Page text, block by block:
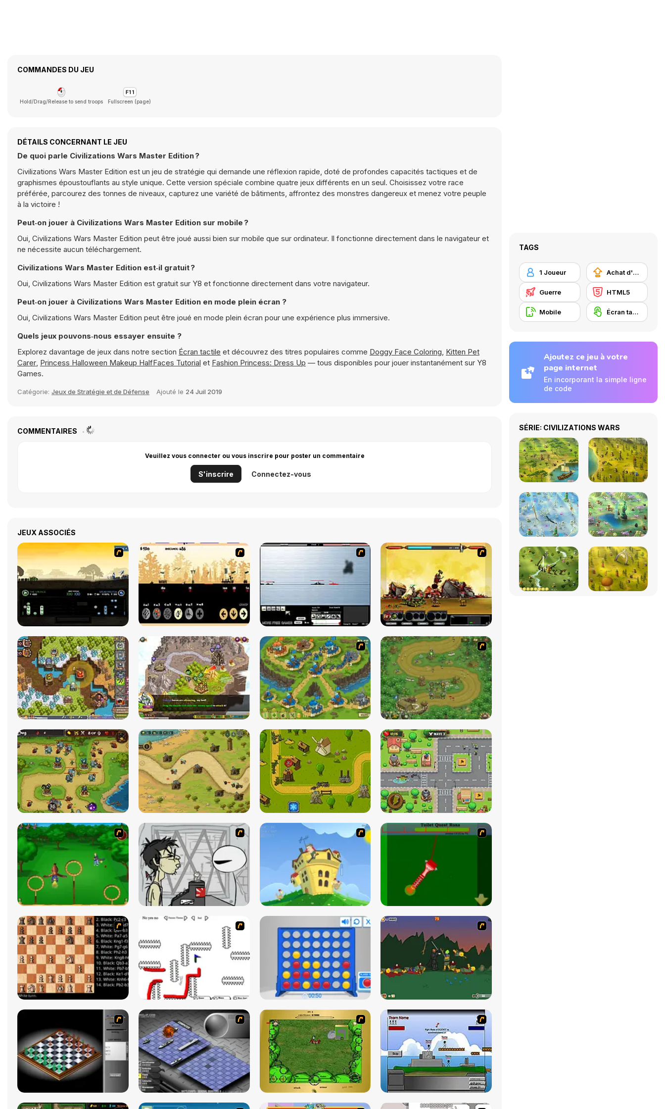
COMMANDES DU JEU
Hold/Drag/Release to send troops Fullscreen (page)
DÉTAILS CONCERNANT LE JEU
De quoi parle Civilizations Wars Master Edition ?
Civilizations Wars Master Edition est un jeu de stratégie qui demande une réflexion rapide, doté de profondes capacités tactiques et de
graphismes époustouflants au style unique. Cette version spéciale combine quatre jeux différents en un seul. Choisissez votre race
préférée, parcourez des tonnes de niveaux, capturez une variété de bâtiments, affrontez des monstres dangereux et menez votre peuple
à la victoire !
Peut‑on jouer à Civilizations Wars Master Edition sur mobile ?
Oui, Civilizations Wars Master Edition peut être joué aussi bien sur mobile que sur ordinateur. Il fonctionne directement dans le navigateur et
ne nécessite aucun téléchargement.
Civilizations Wars Master Edition est‑il gratuit ?
Oui, Civilizations Wars Master Edition est gratuit sur Y8 et fonctionne directement dans votre navigateur.
Peut‑on jouer à Civilizations Wars Master Edition en mode plein écran ?
Oui, Civilizations Wars Master Edition peut être joué en mode plein écran pour une expérience plus immersive.
Quels jeux pouvons‑nous essayer ensuite ?
Explorez davantage de jeux dans notre section Écran tactile et découvrez des titres populaires comme Doggy Face Coloring, Kitten Pet
Carer, Princess Halloween Makeup HalfFaces Tutorial et Fashion Princess: Dress Up — tous disponibles pour jouer instantanément sur Y8
Games.
Catégorie: Jeux de Stratégie et de Défense Ajouté le 24 Juil 2019
COMMENTAIRES
Veuillez vous connecter ou vous inscrire pour poster un commentaire
S'inscrire Connectez-vous
JEUX ASSOCIÉS
TAGS
1 Joueur Achat d'améliorations
Guerre HTML5
Mobile Écran tactile
Ajoutez ce jeu à votre
page internet
En incorporant la simple ligne
de code
SÉRIE: CIVILIZATIONS WARS